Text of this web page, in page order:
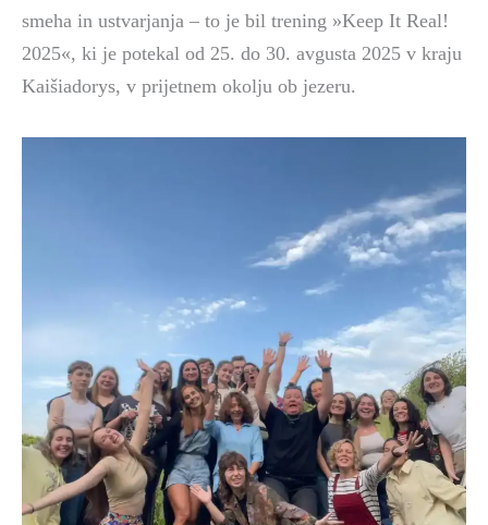
smeha in ustvarjanja – to je bil trening »Keep It Real!
2025«, ki je potekal od 25. do 30. avgusta 2025 v kraju
Kaišiadorys, v prijetnem okolju ob jezeru.